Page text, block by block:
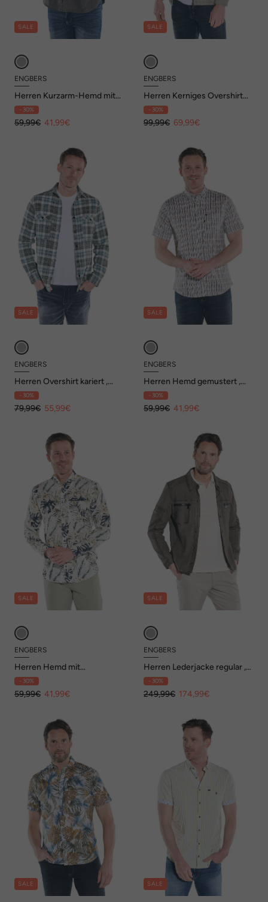
SALE
ENGBERS
Herren Kurzarm-Hemd mit
Leinenanteil , Anthrazit
- 30%
59,99€ 41,99€
SALE
ENGBERS
Herren Kerniges Overshirt
mit Zipper , Khaki
- 30%
99,99€ 69,99€
SALE
ENGBERS
Herren Overshirt kariert ,
Khaki
- 30%
79,99€ 55,99€
SALE
ENGBERS
Herren Hemd gemustert ,
Khaki
- 30%
59,99€ 41,99€
SALE
ENGBERS
Herren Hemd mit
tropischem Muster , Khaki
- 30%
59,99€ 41,99€
SALE
ENGBERS
Herren Lederjacke regular ,
Grau
- 30%
249,99€ 174,99€
SALE SALE